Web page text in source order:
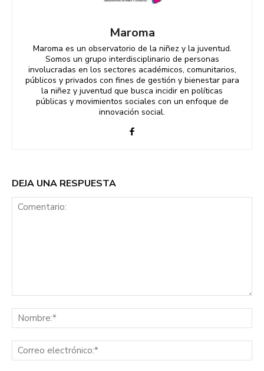
Maroma
Maroma es un observatorio de la niñez y la juventud.
Somos un grupo interdisciplinario de personas
involucradas en los sectores académicos, comunitarios,
públicos y privados con fines de gestión y bienestar para
la niñez y juventud que busca incidir en políticas
públicas y movimientos sociales con un enfoque de
innovación social.
DEJA UNA RESPUESTA